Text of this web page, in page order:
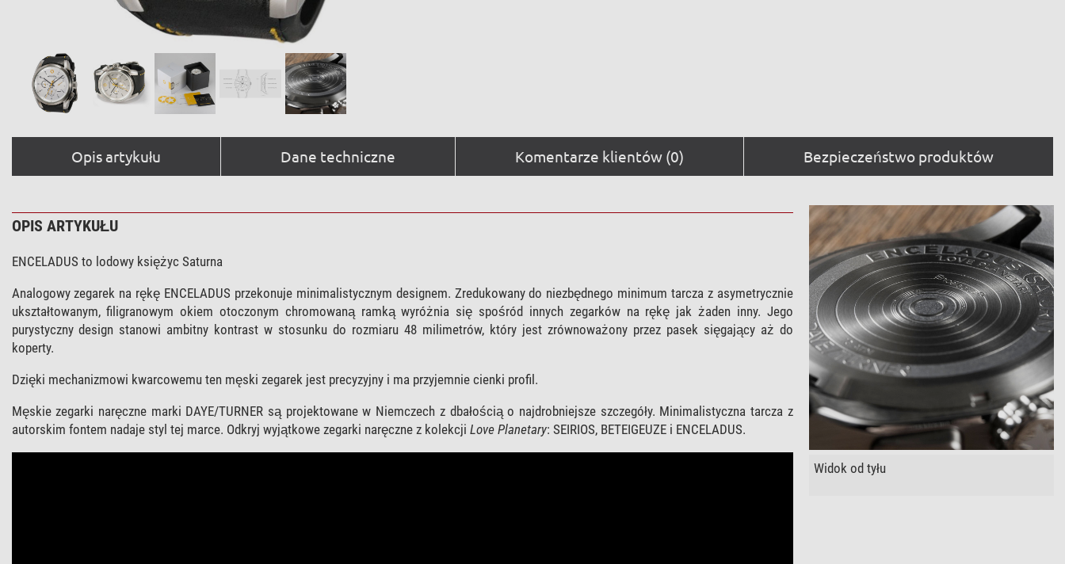
Opis artykułu Dane techniczne Komentarze klientów (0) Bezpieczeństwo produktów
OPIS ARTYKUŁU
ENCELADUS to lodowy księżyc Saturna
Analogowy zegarek na rękę ENCELADUS przekonuje minimalistycznym designem. Zredukowany do niezbędnego minimum tarcza z asymetrycznie
ukształtowanym, filigranowym okiem otoczonym chromowaną ramką wyróżnia się spośród innych zegarków na rękę jak żaden inny. Jego
purystyczny design stanowi ambitny kontrast w stosunku do rozmiaru 48 milimetrów, który jest zrównoważony przez pasek sięgający aż do
koperty.
Dzięki mechanizmowi kwarcowemu ten męski zegarek jest precyzyjny i ma przyjemnie cienki profil.
Męskie zegarki naręczne marki DAYE/TURNER są projektowane w Niemczech z dbałością o najdrobniejsze szczegóły. Minimalistyczna tarcza z
autorskim fontem nadaje styl tej marce. Odkryj wyjątkowe zegarki naręczne z kolekcji Love Planetary: SEIRIOS, BETEIGEUZE i ENCELADUS.
Widok od tyłu